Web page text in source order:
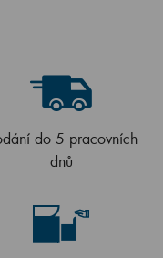
do 5 pracovních
dnů